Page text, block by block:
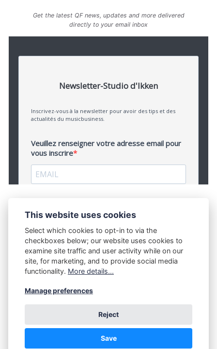
Get the latest QF news, updates and more delivered
directly to your email inbox
CONTACT MENTIONS LÉGALES
This website uses cookies
Select which cookies to opt-in to via the
checkboxes below; our website uses cookies to
examine site traffic and user activity while on our
site, for marketing, and to provide social media
functionality. More details...
Manage preferences
Reject
Save